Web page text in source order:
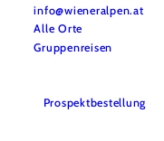
info@wieneralpen.at
Alle Orte
Gruppenreisen
Prospektbestellung